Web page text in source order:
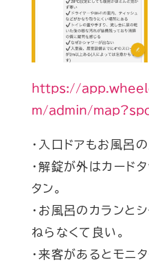
https://
m/admin/
・入口ドアもお風呂
・解錠が外はカード
タン。
・お風呂のカランと
ねらなくて良い。
・来客があるとモニ